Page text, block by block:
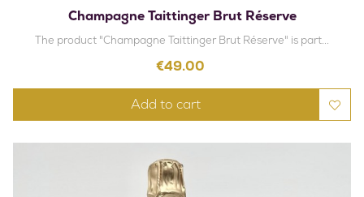
Champagne Taittinger Brut Réserve
The product "Champagne Taittinger Brut Réserve" is part...
Price
€49.00
Add to cart